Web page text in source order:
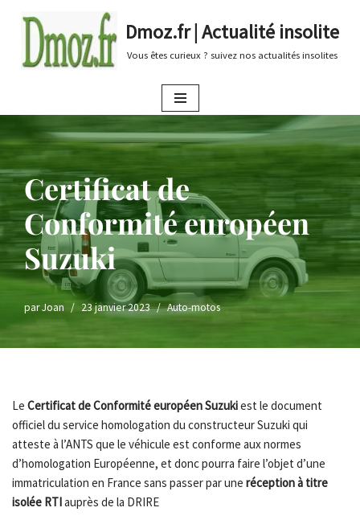
au
Dmoz.fr | Actualité insolite
Vous êtes curieux ? suivez nos actualités insolites
Certificat de
Conformité européen
Suzuki
parJoan 23 janvier 2023 Auto-motos
Le Certificat de Conformité européenSuzukiest le document
officiel du service homologation du constructeur Suzuki qui
atteste à l’ANTS que le véhicule est conforme aux normes
d’homologation Européenne, et donc pourra faire l’objet d’une
immatriculation en France sans passer par une réception à titre
isolée RTIauprès de la DRIRE